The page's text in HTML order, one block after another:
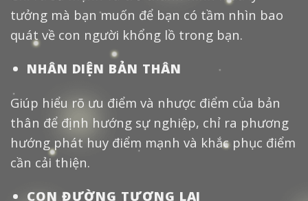
tưởng mà bạn muốn để bạn có tầm nhìn bao
quát về con người khổng lồ trong bạn.
NHÂN DIỆN BẢN THÂN
Giúp hiểu rõ ưu điểm và nhược điểm của bản
thân để định hướng sự nghiệp, chỉ ra phương
hướng phát huy điểm mạnh và khắc phục điểm
cần cải thiện.
CON ĐƯỜNG TƯƠNG LAI